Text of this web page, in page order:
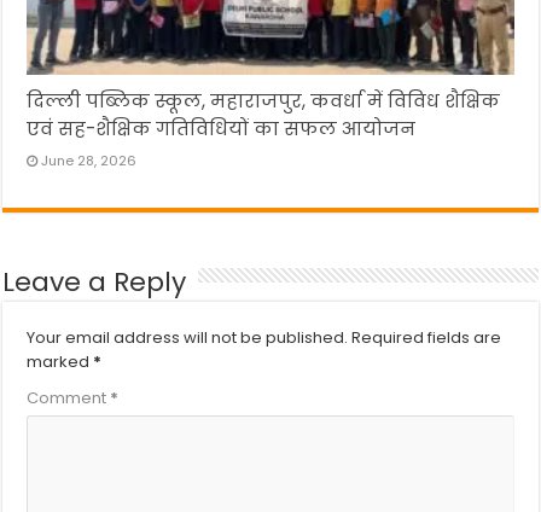
दिल्ली पब्लिक स्कूल, महाराजपुर, कवर्धा में विविध शैक्षिक
एवं सह-शैक्षिक गतिविधियों का सफल आयोजन
June 28, 2026
Leave a Reply
Your email address will not be published. Required fields are
marked *
Comment *